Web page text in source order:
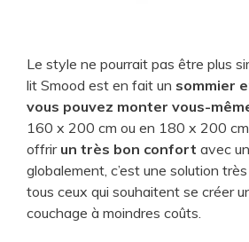
e
o
​Le style ne pourrait pas être plus
lit Smood est en fait un sommier
vous pouvez monter vous-
160 x 200 cm ou en 180 x 200
offrirun très bon confort avec
globalement, c’est une solution
tous ceux qui souhaitent se créer
couchage à moindres coûts.